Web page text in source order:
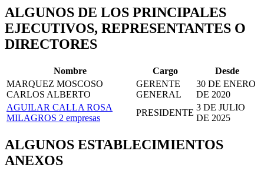
ALGUNOS DE LOS PRINCIPALES
EJECUTIVOS, REPRESENTANTES O
DIRECTORES
Nombre Cargo
Desde
MARQUEZ MOSCOSO
CARLOS ALBERTO
GERENTE
GENERAL
30 DE ENERO
DE 2020
AGUILAR CALLA ROSA
MILAGROS 2 empresas
PRESIDENTE
3 DE JULIO
DE 2025
ALGUNOS ESTABLECIMIENTOS
ANEXOS